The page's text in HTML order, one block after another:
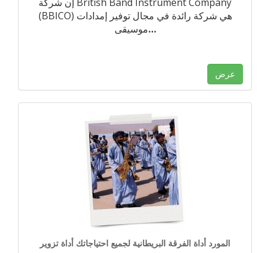
(BBICO) هي شركة رائدة في مجال توفير إمدادات
موسيقى…
عرض
المورد أداة الفرقة البريطانية لجميع احتياجاتك أداة تزوير